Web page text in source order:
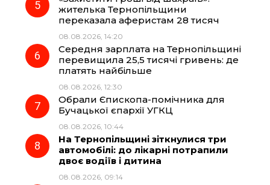
жителька Тернопільщини
переказала аферистам 28 тисяч
08.08.2026, 14:20
Середня зарплата на Тернопільщині
перевищила 25,5 тисячі гривень: де
платять найбільше
08.08.2026, 12:30
Обрали Єпископа-помічника для
Бучацької єпархії УГКЦ
08.08.2026, 10:44
На Тернопільщині зіткнулися три
автомобілі: до лікарні потрапили
двоє водіїв і дитина
08.08.2026, 09:14